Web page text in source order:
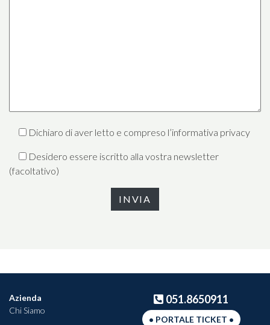
Dichiaro di aver letto e compreso l’informativa privacy
Desidero essere iscritto alla vostra newsletter
(facoltativo)
Azienda
Chi Siamo
051.8650911
• PORTALE TICKET •